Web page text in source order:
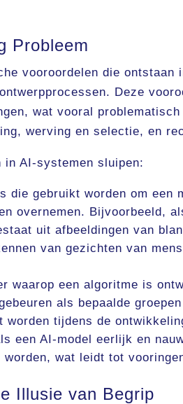
Probleem
vooroordelen die ontstaan
Deze
wat vooral
werving en selectie, en
in AI-systemen sluipen:
die gebruikt worden om een
overnemen. Bijvoorbeeld,
uit afbeeldingen van
van gezichten van
waarop een algoritme is
als bepaalde
worden tijdens de
een AI-model eerlijk en
wat leidt tot
Illusie van Begrip